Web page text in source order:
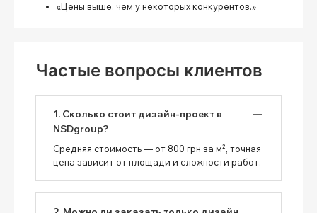
«Цены выше, чем у некоторых конкурентов.»
Частые вопросы клиентов
1. Сколько стоит дизайн-проект в
NSDgroup?
Средняя стоимость — от 800 грн за м², точная
цена зависит от площади и сложности работ.